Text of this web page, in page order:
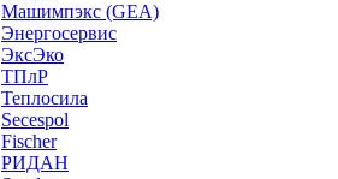
Машимпэкс (GEA)
Энергосервис
ЭксЭко
ТПлР
Теплосила
Secespol
Fischer
РИДАН